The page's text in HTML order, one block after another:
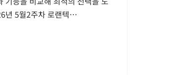
년 5월2주차 로랜텍…